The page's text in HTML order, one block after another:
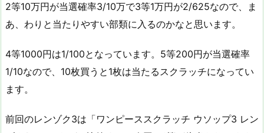
2等10万円が当選確率3/10万で3等1万円が2/625なので、ま
あ、わりと当たりやすい部類に入るのかなと思います。
4等1000円は1/100となっています。5等200円が当選確率
1/10なので、10枚買うと1枚は当たるスクラッチになってい
ます。
前回のレンゾク3は「ワンピーススクラッチ ウソップ3 レン